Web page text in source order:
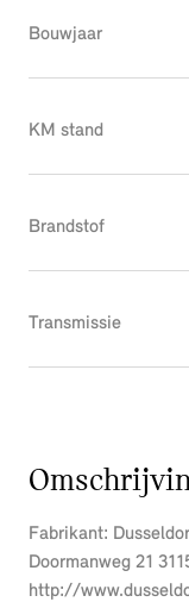
Bouwjaar
KM stand
Brandstof
Transmissie
Fabrikant:
Doormanweg 21 3115JD SCHIEDAM, NL 010-
http://